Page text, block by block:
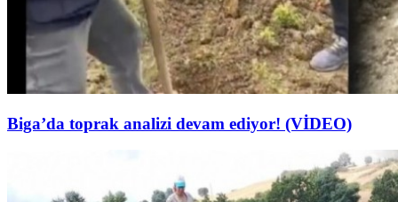
Biga’da toprak analizi devam ediyor! (VİDEO)